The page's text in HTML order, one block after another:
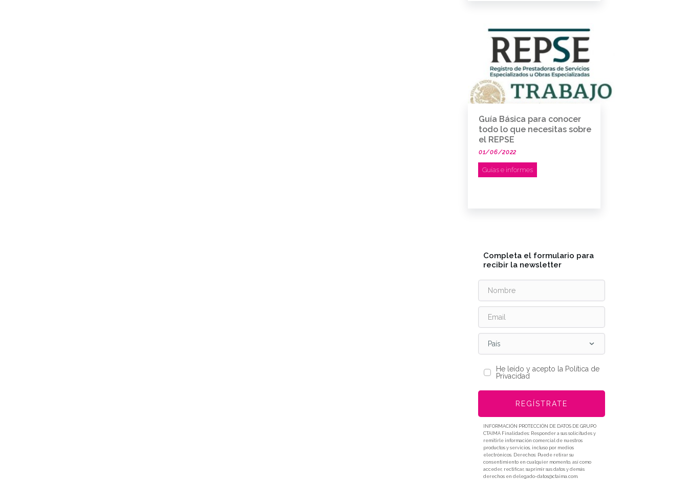
Guía Básica para conocer
todo lo que necesitas sobre
el REPSE
01/06/2022
Guías e informes
Completa el formulario para
recibir la newsletter
País
He leído y acepto la Política de
Privacidad
REGÍSTRATE
INFORMACIÓN PROTECCIÓN DE DATOS DE GRUPO
CTAIMA Finalidades: Responder a sus solicitudes y
remitirle información comercial de nuestros
productos y servicios, incluso por medios
electrónicos. Derechos: Puede retirar su
consentimiento en cualquier momento, así como
acceder, rectificar, suprimir sus datos y demás
derechos en delegado-datos@ctaima.com.